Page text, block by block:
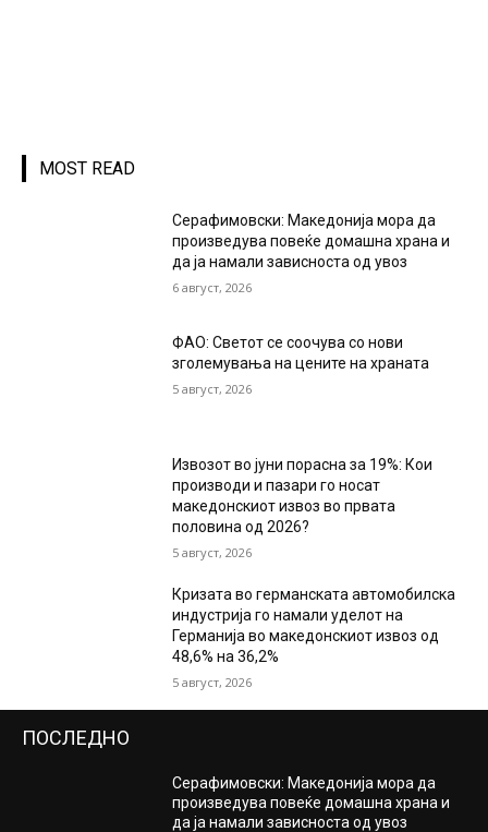
MOST READ
Серафимовски: Македонија мора да
произведува повеќе домашна храна и
да ја намали зависноста од увоз
6 август, 2026
ФАО: Светот се соочува со нови
зголемувања на цените на храната
5 август, 2026
Извозот во јуни порасна за 19%: Кои
производи и пазари го носат
македонскиот извоз во првата
половина од 2026?
5 август, 2026
Кризата во германската автомобилска
индустрија го намали уделот на
Германија во македонскиот извоз од
48,6% на 36,2%
5 август, 2026
ПОСЛЕДНО
Серафимовски: Македонија мора да
произведува повеќе домашна храна и
да ја намали зависноста од увоз